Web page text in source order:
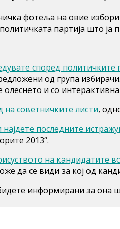
фотеља на овие
партија што ја
според политичките
од група
и со
на советничките листи,
последните
2013“.
на кандидатите
да се види за кој од
информирани за она